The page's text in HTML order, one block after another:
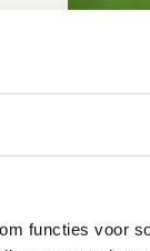
functies voor